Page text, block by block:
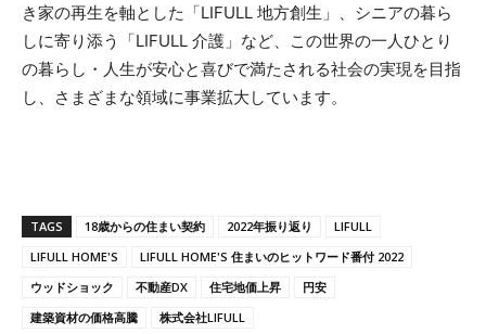
き家の再生を軸とした「LIFULL 地方創生」、シニアの暮ら
しに寄り添う「LIFULL 介護」など、この世界の一人ひとり
の暮らし・人生が安心と喜びで満たされる社会の実現を目指
し、さまざまな領域に事業拡大しています。
TAGS 18歳からの住まい契約 2022年振り返り
LIFULL
LIFULL HOME'S
LIFULL HOME'S 住まいのヒットワード番付 2022
ウッドショック
不動産DX 住宅地価上昇
円安
建築資材の価格高騰
株式会社LIFULL